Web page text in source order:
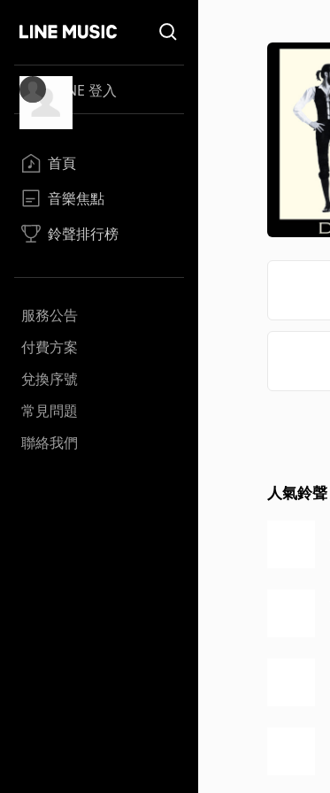
LINE 登入
首頁
音樂焦點
鈴聲排行榜
服務公告
付費方案
兌換序號
常見問題
聯絡我們
人氣鈴聲